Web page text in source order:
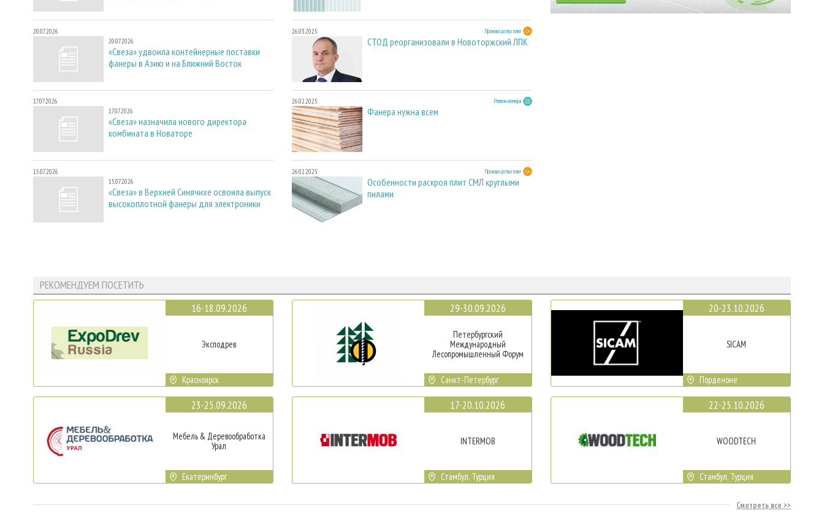
20.07.2026
20.07.2026
«Свеза» удвоила контейнерные поставки
фанеры в Азию и на Ближний Восток
17.07.2026
17.07.2026
«Свеза» назначила нового директора
комбината в Новаторе
15.07.2026
15.07.2026
«Свеза» в Верхней Синячихе освоила выпуск
высокоплотной фанеры для электроники
26.03.2025 Производство плит
СТОД реорганизовали в Новоторжский ЛПК
26.02.2025 Регион номера
Фанера нужна всем
26.02.2025 Производство плит
Особенности раскроя плит СМЛ круглыми
пилами
РЕКОМЕНДУЕМ ПОСЕТИТЬ
16-18.09.2026
Эксподрев
Красноярск
23-25.09.2026
Мебель & Деревообработка
Урал
Екатеринбург
29-30.09.2026
Петербургский
Международный
Лесопромышленный Форум
Санкт-Петербург
17-20.10.2026
INTERMOB
Стамбул, Турция
20-23.10.2026
SICAM
Порденоне
22-25.10.2026
WOODTECH
Стамбул, Турция
Смотреть все